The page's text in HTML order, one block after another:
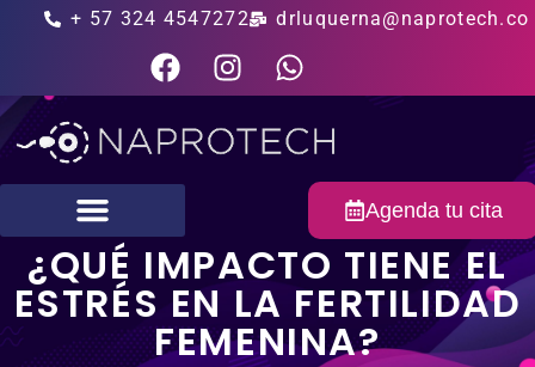
+ 57 324 4547272 drluquerna@naprotech.co
Agenda tu cita
¿QUÉ IMPACTO TIENE EL
ESTRÉS EN LA FERTILIDAD
FEMENINA?